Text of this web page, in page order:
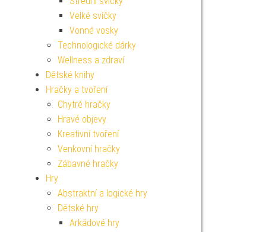
Velké svíčky
Vonné vosky
Technologické dárky
Wellness a zdraví
Dětské knihy
Hračky a tvoření
Chytré hračky
Hravé objevy
Kreativní tvoření
Venkovní hračky
Zábavné hračky
Hry
Abstraktní a logické hry
Dětské hry
Arkádové hry